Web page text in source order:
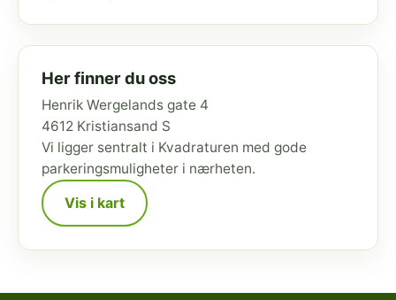
Her finner du oss
Henrik Wergelands gate 4
4612 Kristiansand S
Vi ligger sentralt i Kvadraturen med gode
parkeringsmuligheter i nærheten.
Vis i kart